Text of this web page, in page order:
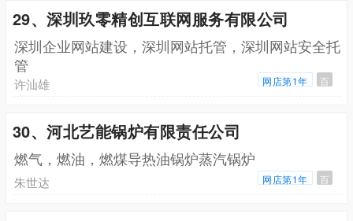
29、深圳玖零精创互联网服务有限公司
深圳企业网站建设，深圳网站托管，深圳网站安全托
管
许汕雄 网店第1年 百
30、河北艺能锅炉有限责任公司
燃气，燃油，燃煤导热油锅炉蒸汽锅炉
朱世达 网店第1年 百